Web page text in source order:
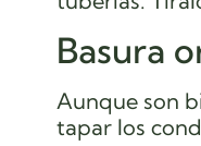
Basura
Aunque son
tapar los